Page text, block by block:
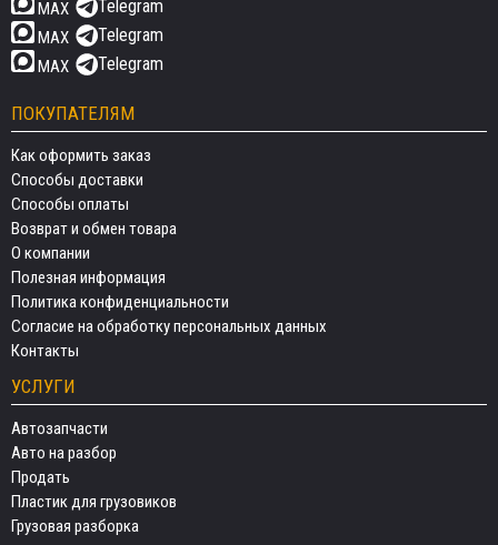
MAX
Telegram
MAX Telegram
MAX Telegram
ПОКУПАТЕЛЯМ
Как оформить заказ
Способы доставки
Способы оплаты
Возврат и обмен товара
О компании
Полезная информация
Политика конфиденциальности
Согласие на обработку персональных данных
Контакты
УСЛУГИ
Автозапчасти
Авто на разбор
Продать
Пластик для грузовиков
Грузовая разборка